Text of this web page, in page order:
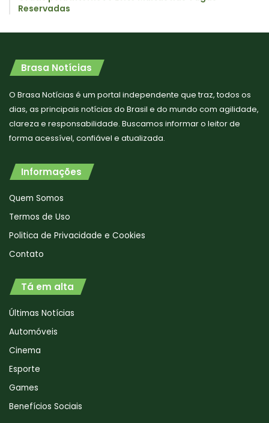
Reservadas
Brasa Notícias
O Brasa Notícias é um portal independente que traz, todos os
dias, as principais notícias do Brasil e do mundo com agilidade,
clareza e responsabilidade. Buscamos informar o leitor de
forma acessível, confiável e atualizada.
Informações
Quem Somos
Termos de Uso
Politica de Privacidade e Cookies
Contato
Tá em alta
Últimas Notícias
Automóveis
Cinema
Esporte
Games
Benefícios Sociais